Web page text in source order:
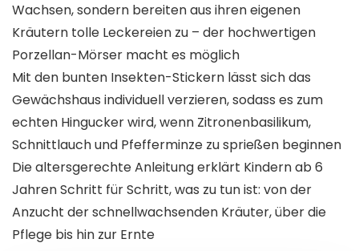
Wachsen, sondern bereiten aus ihren eigenen
Kräutern tolle Leckereien zu – der hochwertigen
Porzellan-Mörser macht es möglich
Mit den bunten Insekten-Stickern lässt sich das
Gewächshaus individuell verzieren, sodass es zum
echten Hingucker wird, wenn Zitronenbasilikum,
Schnittlauch und Pfefferminze zu sprießen beginnen
Die altersgerechte Anleitung erklärt Kindern ab 6
Jahren Schritt für Schritt, was zu tun ist: von der
Anzucht der schnellwachsenden Kräuter, über die
Pflege bis hin zur Ernte